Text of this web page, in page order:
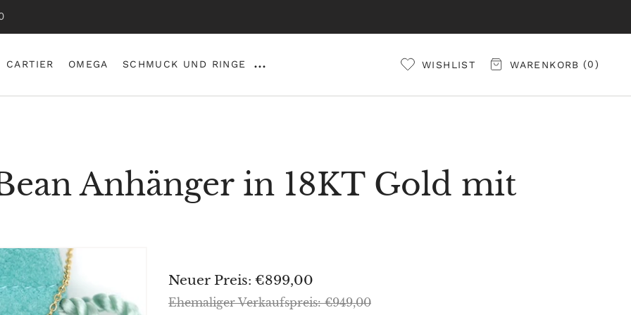
CARTIER OMEGA SCHMUCK UND RINGE WISHLIST WARENKORB 0
Anhänger in 18KT Gold mit
Sonderpreis
Neuer Preis: €899,00
Normaler
Ehemaliger Verkaufspreis: €949,00